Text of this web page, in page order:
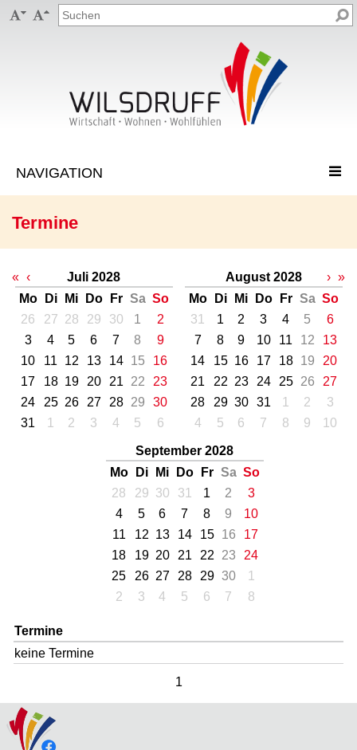
 
Termine
« ‹
Juli 2028
Mo
Di Mi Do Fr Sa So
26
27 28 29 30 1
2
3
4 5 6 7 8
9
10
11 12 13 14 15
16
17
18 19 20 21 22
23
24
25 26 27 28 29
30
31
1 2 3 4 5 6
August 2028
Mo
Di Mi Do Fr Sa So
31
1 2 3 4 5
6
7
8 9 10 11 12
13
14
15 16 17 18 19
20
21
22 23 24 25 26
27
28
29 30 31 1 2
3
4
5 6 7 8 9 10
September 2028
Mo
Di Mi Do Fr Sa So
28
29 30 31 1 2
3
4
5 6 7 8 9
10
11
12 13 14 15 16
17
18
19 20 21 22 23
24
25
26 27 28 29 30
1
2
3 4 5 6 7 8
› »
Termine
keine Termine
1